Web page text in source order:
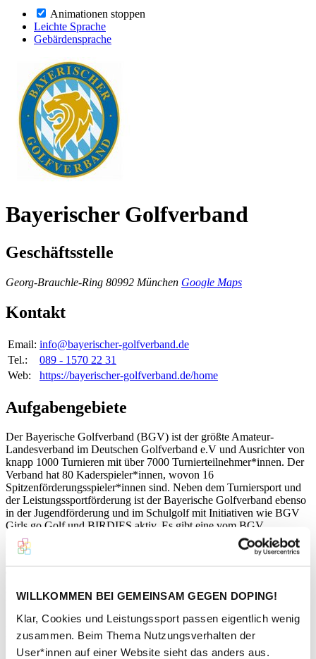
WILLKOMMEN BEI GEMEINSAM GEGEN DOPING!
Klar, Cookies und Leistungssport passen eigentlich wenig
zusammen. Beim Thema Nutzungsverhalten der
User*innen auf einer Website sieht das anders aus.
Animationen stoppen
Leichte Sprache
Gebärdensprache
Bayerischer Golfverband
Geschäftsstelle
Georg-Brauchle-Ring 80992 München Google Maps
Kontakt
Email: info@bayerischer-golfverband.de
Tel.:
089 - 1570 22 31
Web:
https://bayerischer-golfverband.de/home
Aufgabengebiete
Der Bayerische Golfverband (BGV) ist der größte Amateur-
Landesverband im Deutschen Golfverband e.V und Ausrichter von
knapp 1000 Turnieren mit über 7000 Turnierteilnehmer*innen. Der
Verband hat 80 Kaderspieler*innen, wovon 16
Spitzenförderungsspieler*innen sind. Neben dem Turniersport und
der Leistungssportförderung ist der Bayerische Golfverband ebenso
in der Jugendförderung und im Schulgolf mit Initiativen wie BGV
Girls go Golf und BIRDIES aktiv. Es gibt eine vom BGV
organisierte Bayerische Meisterschaft für Golfer*innen mit
Behinderung, die das Thema Inklusion und Barrierefreiheit im
Golfsport nach außen trägt. Die Aus- und Fortbildung von
zählt neben dem Thema Golf und Natur sowie Golf und Tourismus
zu weiteren Aufgabenbereichen des Verbands.
Kontaktperson